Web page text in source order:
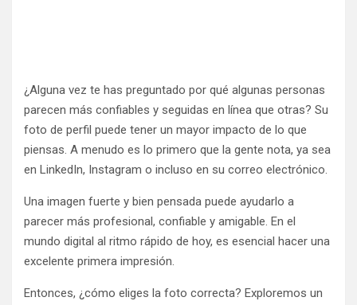
¿Alguna vez te has preguntado por qué algunas personas
parecen más confiables y seguidas en línea que otras? Su
foto de perfil puede tener un mayor impacto de lo que
piensas. A menudo es lo primero que la gente nota, ya sea
en LinkedIn, Instagram o incluso en su correo electrónico.
Una imagen fuerte y bien pensada puede ayudarlo a
parecer más profesional, confiable y amigable. En el
mundo digital al ritmo rápido de hoy, es esencial hacer una
excelente primera impresión.
Entonces, ¿cómo eliges la foto correcta? Exploremos un